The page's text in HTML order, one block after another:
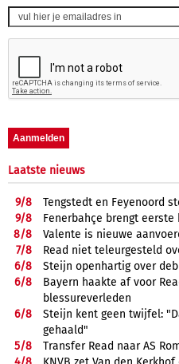
Laatste nieuws
9/8
Tengstedt en Feyenoord
9/8
Fenerbahçe brengt eerste
8/8
Valente is nieuwe
7/8
Read niet teleurgesteld
6/8
Steijn openhartig over
6/8
Bayern haakte af voor
blessureverleden
6/8
Steijn kent geen twijfel:
gehaald"
5/8
Transfer Read naar AS